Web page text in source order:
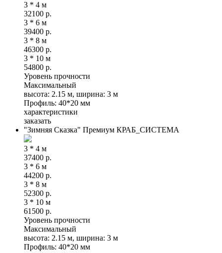
3 * 4 м
32100 р.
3 * 6 м
39400 р.
3 * 8 м
46300 р.
3 * 10 м
54800 р.
Уровень прочности
Максимальный
высота: 2.15 м, ширина: 3 м
Профиль: 40*20 мм
характеристики
заказать
"Зимняя Сказка" Премиум КРАБ_СИСТЕМА
3 * 4 м
37400 р.
3 * 6 м
44200 р.
3 * 8 м
52300 р.
3 * 10 м
61500 р.
Уровень прочности
Максимальный
высота: 2.15 м, ширина: 3 м
Профиль: 40*20 мм